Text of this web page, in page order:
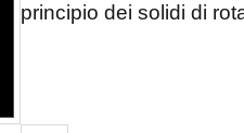
principio dei solidi di